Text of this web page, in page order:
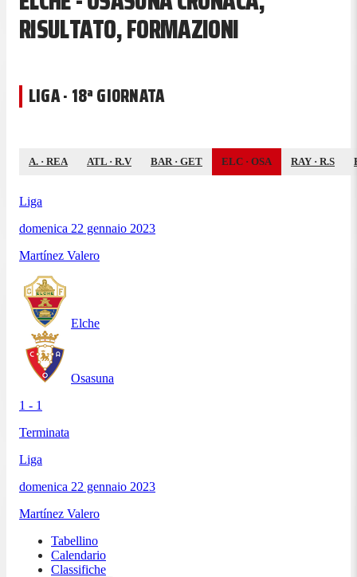
RISULTATO, FORMAZIONI
LIGA · 18ª GIORNATA
A. · REA ATL · R.V BAR· GET ELC · OSA RAY · R.S
Liga
domenica 22 gennaio 2023
Martínez Valero
Elche
Osasuna
1 - 1
Terminata
Liga
domenica 22 gennaio 2023
Martínez Valero
Tabellino
Calendario
Classifiche